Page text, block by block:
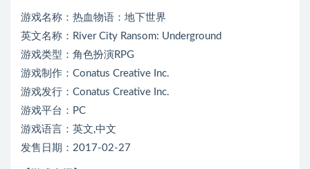
游戏名称：热血物语：地下世界
英文名称：River City Ransom: Underground
游戏类型：角色扮演RPG
游戏制作：Conatus Creative Inc.
游戏发行：Conatus Creative Inc.
游戏平台：PC
游戏语言：英文,中文
发售日期：2017-02-27